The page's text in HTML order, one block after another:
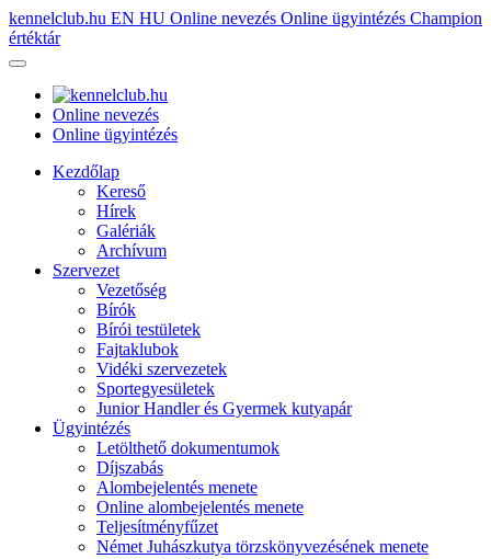
kennelclub.hu EN HU Online nevezés Online ügyintézés Champion
értéktár
Online nevezés
Online ügyintézés
Kezdőlap
Kereső
Hírek
Galériák
Archívum
Szervezet
Vezetőség
Bírók
Bírói testületek
Fajtaklubok
Vidéki szervezetek
Sportegyesületek
Junior Handler és Gyermek kutyapár
Ügyintézés
Letölthető dokumentumok
Díjszabás
Alombejelentés menete
Online alombejelentés menete
Teljesítményfűzet
Német Juhászkutya törzskönyvezésének menete